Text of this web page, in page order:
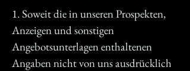
1. Soweit die in unseren Prospekten,
Anzeigen und sonstigen
Angebotsunterlagen enthaltenen
Angaben nicht von uns ausdrücklich